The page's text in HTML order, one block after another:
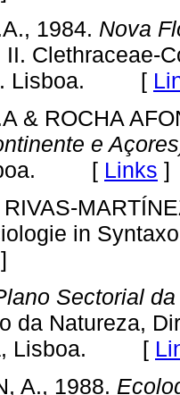
1984. Nova
II. Clethraceae-
Lisboa. [
& ROCHA
e
[ Links ]
in
]
Sectorial
da Natureza,
Lisboa. [
A., 1988.